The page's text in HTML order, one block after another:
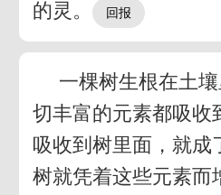
的灵。
一棵树生根在土
切丰富的元素都吸收
吸收到树里面，就成
树就凭着这些元素而